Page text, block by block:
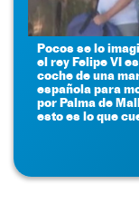
Pocos se lo
el rey Felipe VI
coche de una
española para
por Palma de
esto es lo que